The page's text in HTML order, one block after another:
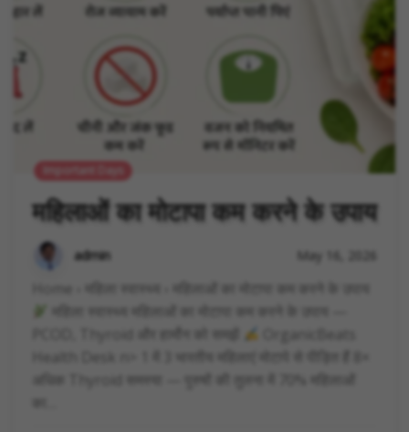
Important Days
महिलाओं का मोटापा कम करने के उपाय
admin May 16, 2026